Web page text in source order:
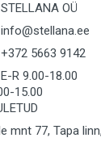
(15)
(220)
(117)
(8)
STELLANA OÜ
info@stellana.ee
+372 5663 9142
E-R 9.00-18.00
15.00
mnt 77, Tapa